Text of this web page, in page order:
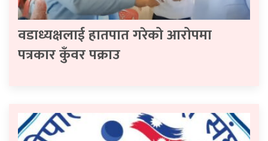
वडाध्यक्षलाई हातपात गरेको आरोपमा
पत्रकार कुँवर पक्राउ